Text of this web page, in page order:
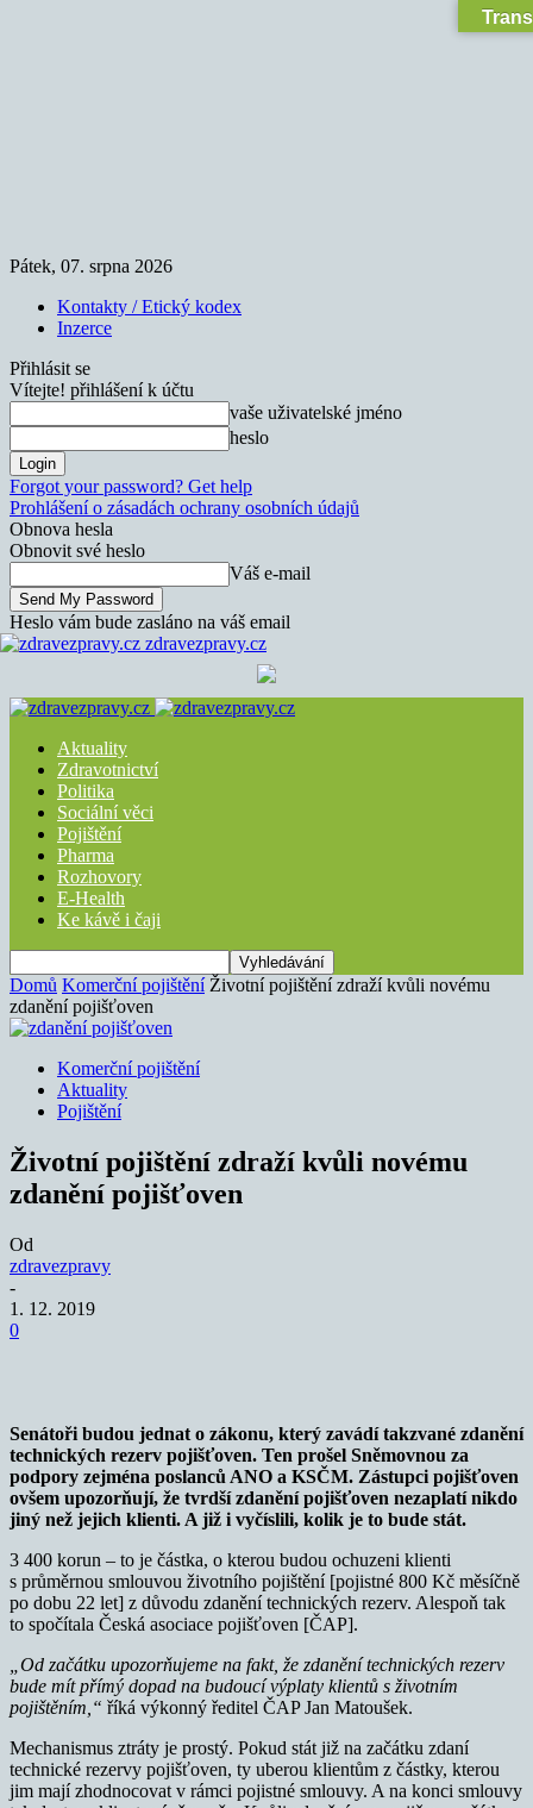
Pátek, 07. srpna 2026
Kontakty / Etický kodex
Inzerce
Přihlásit se
Vítejte! přihlášení k účtu
vaše uživatelské jméno
heslo
Forgot your password? Get help
Prohlášení o zásadách ochrany osobních údajů
Obnova hesla
Obnovit své heslo
Váš e-mail
Heslo vám bude zasláno na váš email
zdravezpravy.cz
Aktuality
Zdravotnictví
Politika
Sociální věci
Pojištění
Pharma
Rozhovory
E-Health
Ke kávě i čaji
Domů Komerční pojištění Životní pojištění zdraží kvůli novému
zdanění pojišťoven
Komerční pojištění
Aktuality
Pojištění
Životní pojištění zdraží kvůli novému
zdanění pojišťoven
Od
zdravezpravy
-
1. 12. 2019
0
Senátoři budou jednat o zákonu, který zavádí takzvané zdanění
technických rezerv pojišťoven. Ten prošel Sněmovnou za
podpory zejména poslanců ANO a KSČM. Zástupci pojišťoven
ovšem upozorňují, že tvrdší zdanění pojišťoven nezaplatí nikdo
jiný než jejich klienti. A již i vyčíslili, kolik je to bude stát.
3 400 korun – to je částka, o kterou budou ochuzeni klienti
s průměrnou smlouvou životního pojištění [pojistné 800 Kč měsíčně
po dobu 22 let] z důvodu zdanění technických rezerv. Alespoň tak
to spočítala Česká asociace pojišťoven [ČAP].
„Od začátku upozorňujeme na fakt, že zdanění technických rezerv
bude mít přímý dopad na budoucí výplaty klientů s životním
pojištěním,“ říká výkonný ředitel ČAP Jan Matoušek.
Mechanismus ztráty je prostý. Pokud stát již na začátku zdaní
technické rezervy pojišťoven, ty uberou klientům z částky, kterou
jim mají zhodnocovat v rámci pojistné smlouvy. A na konci smlouvy